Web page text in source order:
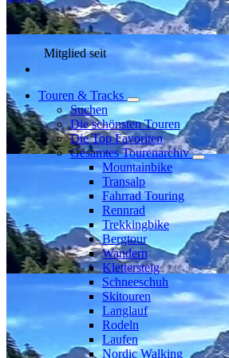
Mitglied seit
Touren & Tracks
Suchen
Die schönsten Touren
Die Top Favoriten
Gesamtes Tourenarchiv
Mountainbike
Transalp
Fahrrad Touring
Rennrad
Trekkingbike
Bergtour
Wandern
Klettersteig
Schneeschuh
Skitouren
Langlauf
Rodeln
Laufen
Nordic Walking